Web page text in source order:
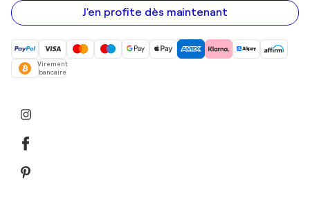
mail
J'en profite dès maintenant
Virement
bancaire